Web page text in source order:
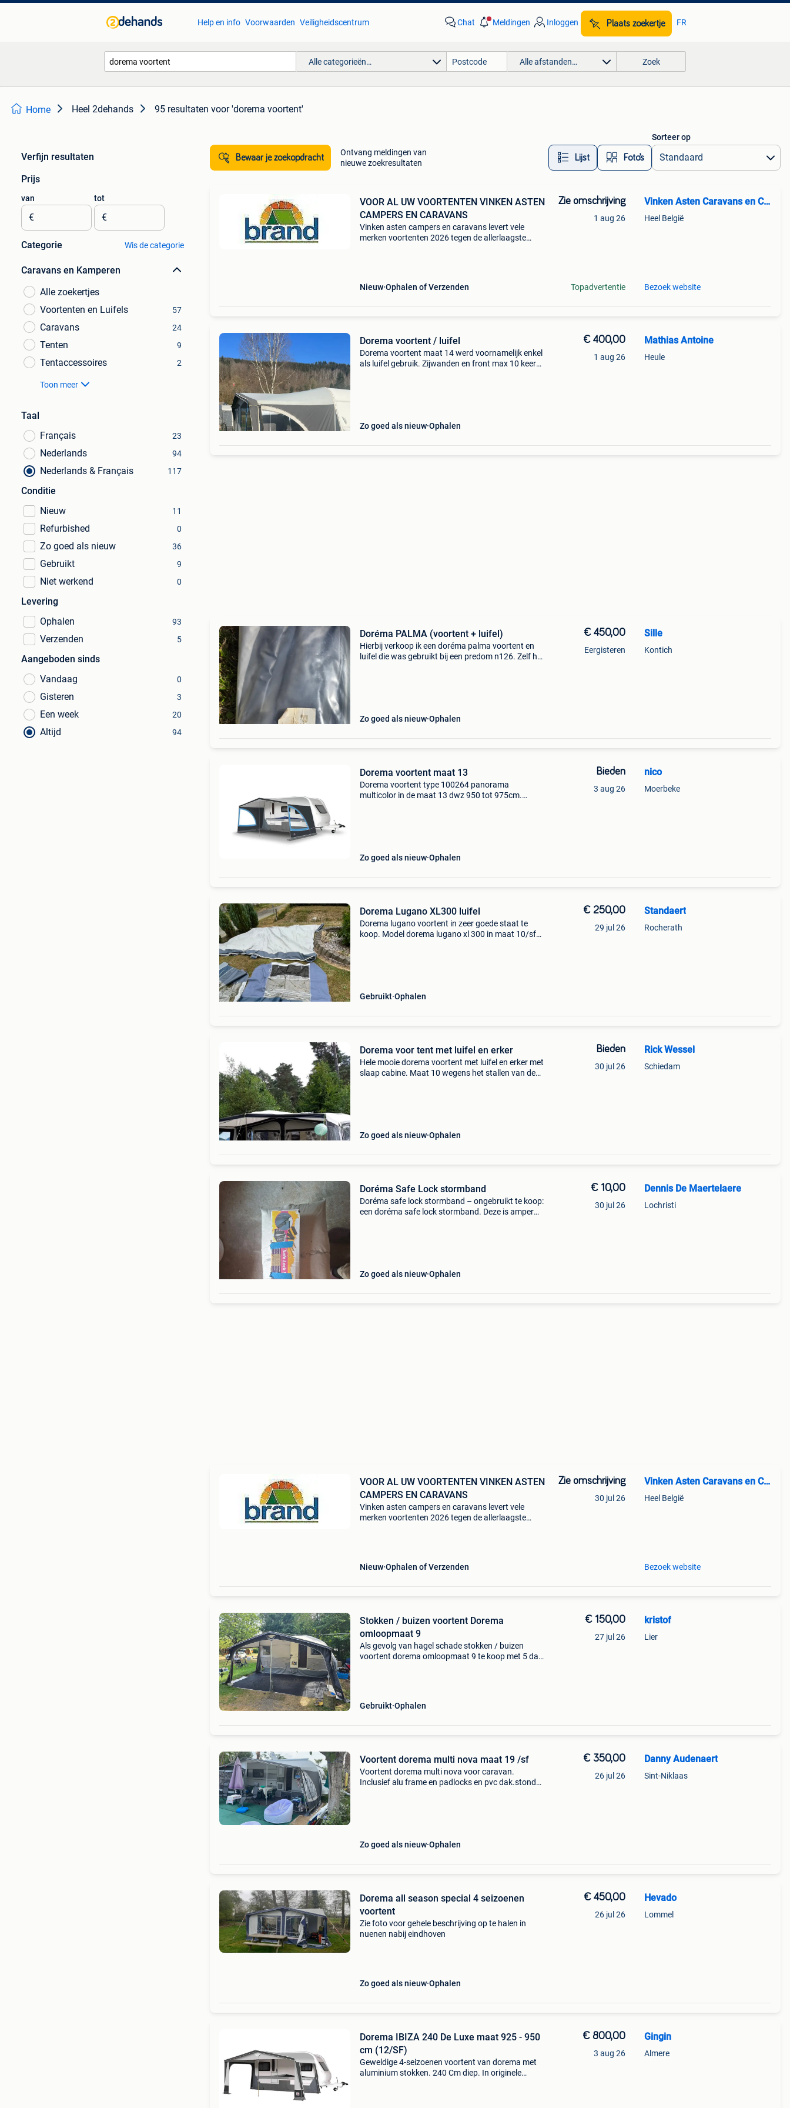
Help en info Voorwaarden Veiligheidscentrum Chat Meldingen Inloggen Plaats zoekertje FR
Alle categorieën… Alle afstanden… Zoek
Home Heel 2dehands 95 resultaten voor 'dorema voortent'
Verfijn resultaten
Prijs
van
€
tot
€
Categorie Wis de categorie
Caravans en Kamperen
Alle zoekertjes
Voortenten en Luifels
57
Caravans 24
Tenten 9
Tentaccessoires 2
Toon meer
Taal
Français
23
Nederlands 94
Nederlands & Français 117
Conditie
Nieuw
11
Refurbished 0
Zo goed als nieuw 36
Gebruikt 9
Niet werkend 0
Levering
Ophalen
93
Verzenden 5
Aangeboden sinds
Vandaag
0
Gisteren 3
Een week 20
Altijd 94
Bewaar je zoekopdracht
Ontvang meldingen van
nieuwe zoekresultaten
Lijst Foto’s
Sorteer op
VOOR AL UW VOORTENTEN VINKEN ASTEN
CAMPERS EN CARAVANS
Vinken asten campers en caravans levert vele
merken voortenten 2026 tegen de allerlaagste
Nieuw Ophalen of Verzenden
Zie omschrijving
1 aug 26
Topadvertentie
Vinken Asten Caravans en Campers
Heel België
Bezoek website
Dorema voortent / luifel
Dorema voortent maat 14 werd voornamelijk enkel
als luifel gebruik. Zijwanden en front max 10 keer
Zo goed als nieuw Ophalen
€ 400,00
1 aug 26
Mathias Antoine
Heule
Doréma PALMA (voortent + luifel)
Hierbij verkoop ik een doréma palma voortent en
luifel die was gebruikt bij een predom n126. Zelf heb
Zo goed als nieuw Ophalen
€ 450,00
Eergisteren
Sille
Kontich
Dorema voortent maat 13
Dorema voortent type 100264 panorama
multicolor in de maat 13 dwz 950 tot 975cm.
Zo goed als nieuw Ophalen
Bieden
3 aug 26
nico
Moerbeke
Dorema Lugano XL300 luifel
Dorema lugano voortent in zeer goede staat te
koop. Model dorema lugano xl 300 in maat 10/sf
Gebruikt Ophalen
€ 250,00
29 jul 26
Standaert
Rocherath
Dorema voor tent met luifel en erker
Hele mooie dorema voortent met luifel en erker met
slaap cabine. Maat 10 wegens het stallen van de
Zo goed als nieuw Ophalen
Bieden
30 jul 26
Rick Wessel
Schiedam
Doréma Safe Lock stormband
Doréma safe lock stormband – ongebruikt te koop:
een doréma safe lock stormband. Deze is amper
Zo goed als nieuw Ophalen
€ 10,00
30 jul 26
Dennis De Maertelaere
Lochristi
VOOR AL UW VOORTENTEN VINKEN ASTEN
CAMPERS EN CARAVANS
Vinken asten campers en caravans levert vele
merken voortenten 2026 tegen de allerlaagste
Nieuw Ophalen of Verzenden
Zie omschrijving
30 jul 26
Vinken Asten Caravans en Campers
Heel België
Bezoek website
Stokken / buizen voortent Dorema
omloopmaat 9
Als gevolg van hagel schade stokken / buizen
voortent dorema omloopmaat 9 te koop met 5 dak
Gebruikt Ophalen
€ 150,00
27 jul 26
kristof
Lier
Voortent dorema multi nova maat 19 /sf
Voortent dorema multi nova voor caravan.
Inclusief alu frame en padlocks en pvc dak.stond
Zo goed als nieuw Ophalen
€ 350,00
26 jul 26
Danny Audenaert
Sint-Niklaas
Dorema all season special 4 seizoenen
voortent
Zie foto voor gehele beschrijving op te halen in
nuenen nabij eindhoven
Zo goed als nieuw Ophalen
€ 450,00
26 jul 26
Hevado
Lommel
Dorema IBIZA 240 De Luxe maat 925 - 950
cm (12/SF)
Geweldige 4-seizoenen voortent van dorema met
aluminium stokken. 240 Cm diep. In originele
€ 800,00
3 aug 26
Gingin
Almere